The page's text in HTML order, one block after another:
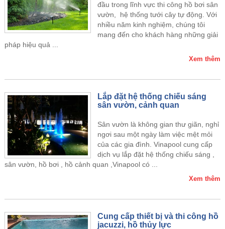
đầu trong lĩnh vực thi công hồ bơi sân
vườn, hệ thống tưới cây tự động. Với
nhiều năm kinh nghiệm, chúng tôi
mang đến cho khách hàng những giải
pháp hiệu quả ...
Xem thêm
Lắp đặt hệ thống chiếu sáng
sân vườn, cảnh quan
Sân vườn là không gian thư giãn, nghỉ
ngơi sau một ngày làm việc mệt mỏi
của các gia đình. Vinapool cung cấp
dịch vụ lắp đặt hệ thống chiếu sáng ,
sân vườn, hồ bơi , hồ cảnh quan ,Vinapool có ...
Xem thêm
Cung cấp thiết bị và thi công hồ
jacuzzi, hồ thủy lực